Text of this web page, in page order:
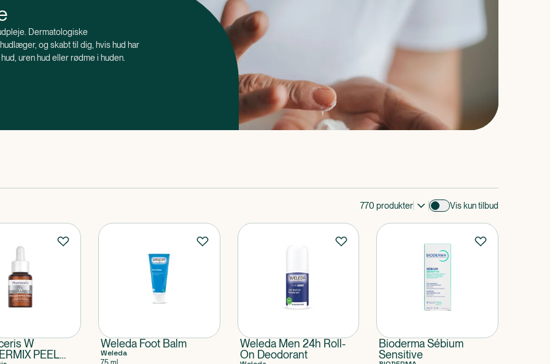
Dermatologiske
og skabt til dig, hvis hud har
uren hud eller rødme i huden.
770 produkter Vis kun tilbud
W
PEEL
Weleda Foot Balm
Weleda
Weleda Men 24h Roll-
On Deodorant
Bioderma Sébium
Sensitive